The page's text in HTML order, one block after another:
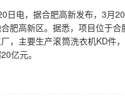
日电，据合肥高新发布，3月
肥高新区。据悉，项目位于
，主要生产滚筒洗衣机KD件
亿元。